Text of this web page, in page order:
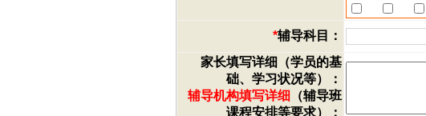
*辅导科目：
家长填写详细（学员的基
础、学习状况等）：
辅导机构填写详细 （辅导班
课程安排等要求）：